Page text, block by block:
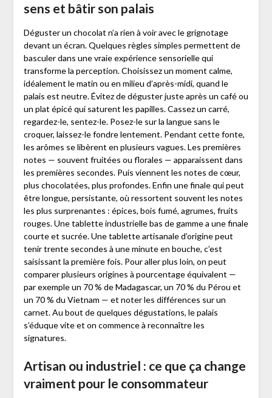
sens et bâtir son palais
Déguster un chocolat n’a rien à voir avec le grignotage
devant un écran. Quelques règles simples permettent de
basculer dans une vraie expérience sensorielle qui
transforme la perception. Choisissez un moment calme,
idéalement le matin ou en milieu d’après-midi, quand le
palais est neutre. Évitez de déguster juste après un café ou
un plat épicé qui saturent les papilles. Cassez un carré,
regardez-le, sentez-le. Posez-le sur la langue sans le
croquer, laissez-le fondre lentement. Pendant cette fonte,
les arômes se libèrent en plusieurs vagues. Les premières
notes — souvent fruitées ou florales — apparaissent dans
les premières secondes. Puis viennent les notes de cœur,
plus chocolatées, plus profondes. Enfin une finale qui peut
être longue, persistante, où ressortent souvent les notes
les plus surprenantes : épices, bois fumé, agrumes, fruits
rouges. Une tablette industrielle bas de gamme a une finale
courte et sucrée. Une tablette artisanale d’origine peut
tenir trente secondes à une minute en bouche, c’est
saisissant la première fois. Pour aller plus loin, on peut
comparer plusieurs origines à pourcentage équivalent —
par exemple un 70 % de Madagascar, un 70 % du Pérou et
un 70 % du Vietnam — et noter les différences sur un
carnet. Au bout de quelques dégustations, le palais
s’éduque vite et on commence à reconnaître les
signatures.
Artisan ou industriel : ce que ça change
vraiment pour le consommateur